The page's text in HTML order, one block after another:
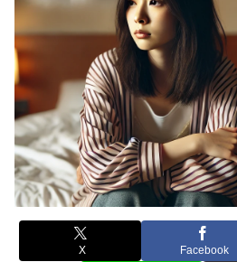
X Facebook